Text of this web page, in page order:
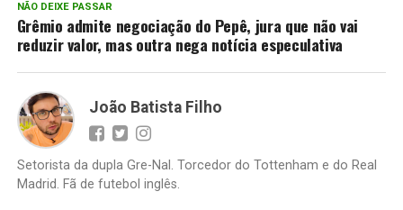
NÃO DEIXE PASSAR
Grêmio admite negociação do Pepê, jura que não vai
reduzir valor, mas outra nega notícia especulativa
João Batista Filho
Setorista da dupla Gre-Nal. Torcedor do Tottenham e do Real
Madrid. Fã de futebol inglês.